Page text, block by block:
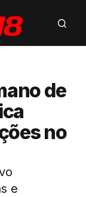
de
no
e